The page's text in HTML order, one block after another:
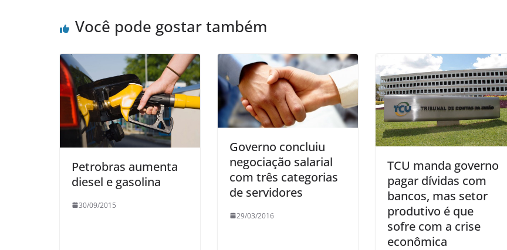
Você pode gostar também
Petrobras aumenta
diesel e gasolina
30/09/2015
Governo concluiu
negociação salarial
com três categorias
de servidores
29/03/2016
TCU manda governo
pagar dívidas com
bancos, mas setor
produtivo é que
sofre com a crise
econômica